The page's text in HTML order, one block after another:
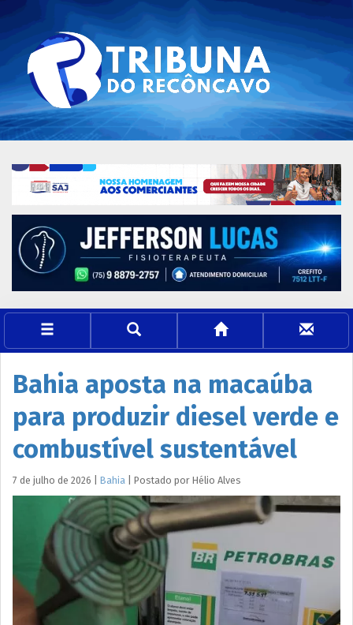
Bahia aposta na macaúba
para produzir diesel verde e
combustível sustentável
7 de julho de 2026 Bahia Postado por Hélio Alves